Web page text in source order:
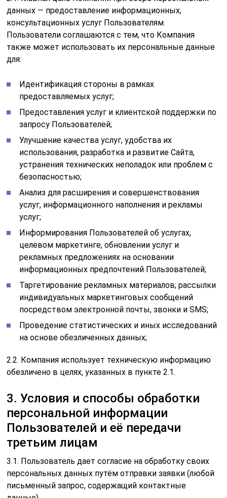
данных — предоставление информационных,
консультационных услуг Пользователям.
Пользователи соглашаются с тем, что Компания
также может использовать их персональные данные
для:
Идентификация стороны в рамках
предоставляемых услуг;
Предоставления услуг и клиентской поддержки по
запросу Пользователей;
Улучшение качества услуг, удобства их
использования, разработка и развитие Сайта,
устранения технических неполадок или проблем с
безопасностью;
Анализ для расширения и совершенствования
услуг, информационного наполнения и рекламы
услуг;
Информирования Пользователей об услугах,
целевом маркетинге, обновлении услуг и
рекламных предложениях на основании
информационных предпочтений Пользователей;
Таргетирование рекламных материалов; рассылки
индивидуальных маркетинговых сообщений
посредством электронной почты, звонки и SMS;
Проведение статистических и иных исследований
на основе обезличенных данных;
2.2. Компания использует техническую информацию
обезличено в целях, указанных в пункте 2.1.
3. Условия и способы обработки
персональной информации
Пользователей и её передачи
третьим лицам
3.1. Пользователь дает согласие на обработку своих
персональных данных путём отправки заявки (любой
письменный запрос, содержащий контактные